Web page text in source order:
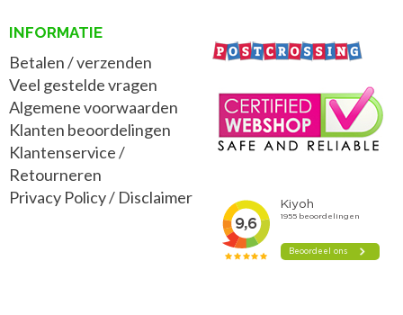
INFORMATIE
Betalen / verzenden
Veel gestelde vragen
Algemene voorwaarden
Klanten beoordelingen
Klantenservice /
Retourneren
Privacy Policy/ Disclaimer